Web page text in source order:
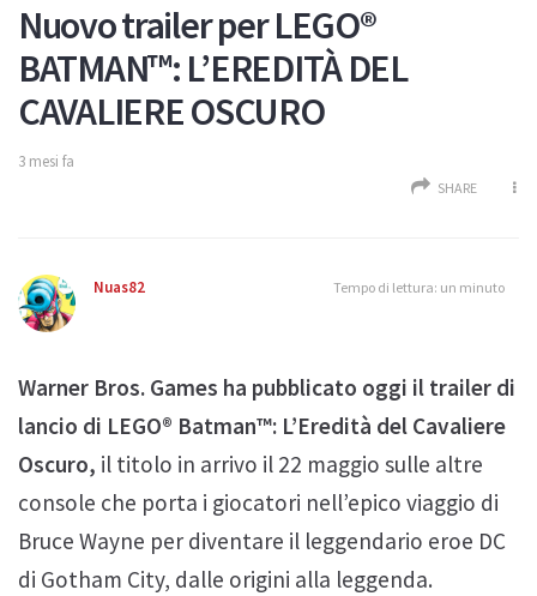
Nuovo trailer per LEGO®
BATMAN™: L’EREDITÀ DEL
CAVALIERE OSCURO
3 mesi fa
SHARE
Nuas82 Tempo di lettura: un minuto
Warner Bros. Games ha pubblicato oggi il trailer di
lancio di LEGO® Batman™: L’Eredità del Cavaliere
Oscuro, il titolo in arrivo il 22 maggio sulle altre
console che porta i giocatori nell’epico viaggio di
Bruce Wayne per diventare il leggendario eroe DC
di Gotham City, dalle origini alla leggenda.